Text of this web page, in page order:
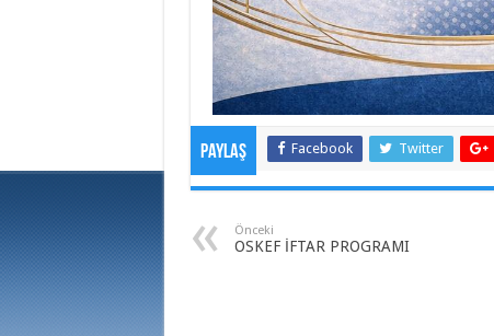
Paylaş Facebook Twitter
Önceki
OSKEF İFTAR PROGRAMI